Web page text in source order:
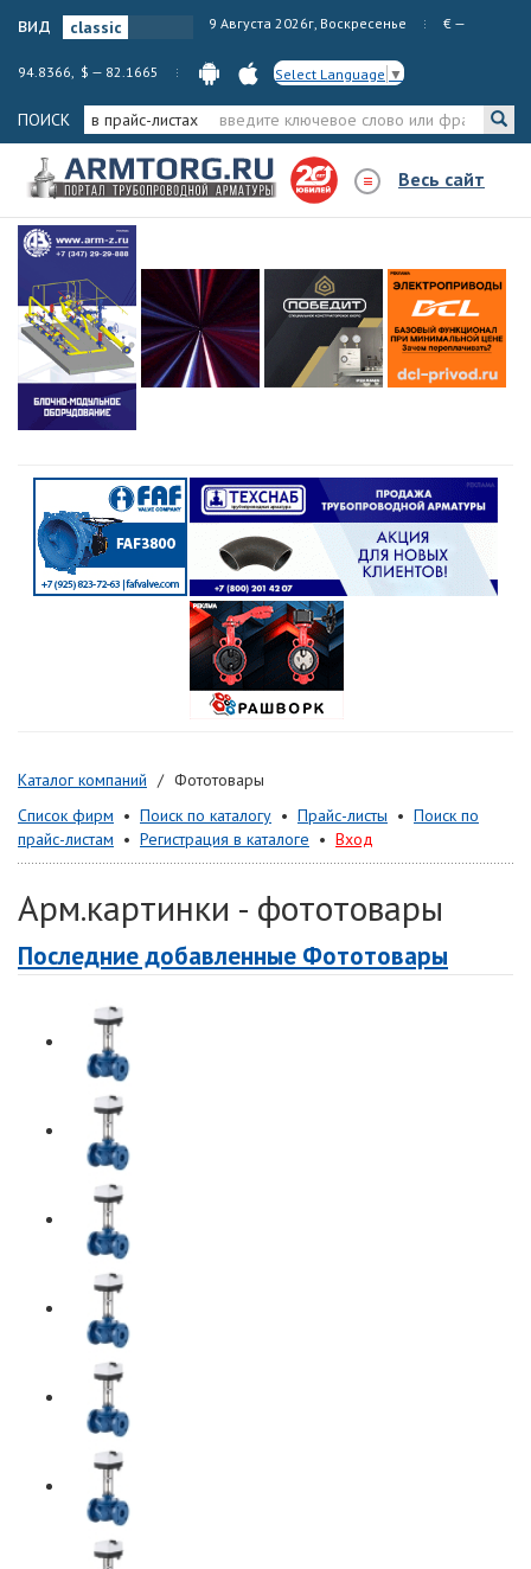
вид 9 Августа 2026г, Воскресенье € —
94.8366, $ — 82.1665 Select Language ▼
ПОИСК в прайс-листах
Весь сайт
Каталог компаний
Фототовары
Список фирм • Поиск по каталогу • Прайс-листы • Поиск по
прайс-листам • Регистрация в каталоге • Вход
Арм.картинки - фототовары
Последние добавленные Фототовары